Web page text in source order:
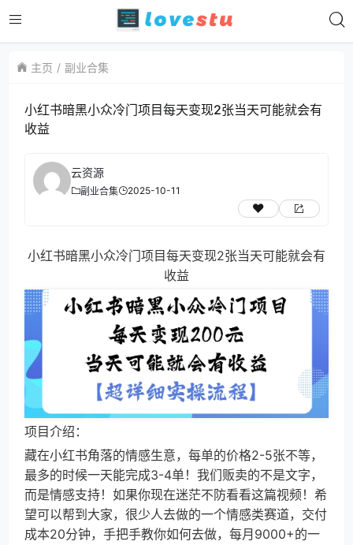
主页 副业合集
小红书暗黑小众冷门项目每天变现2张当天可能就会有
收益
云资源
副业合集 2025-10-11
小红书暗黑小众冷门项目每天变现2张当天可能就会有
收益
项目介绍：
藏在小红书角落的情感生意，每单的价格2-5张不等，
最多的时候一天能完成3-4单！我们贩卖的不是文字，
而是情感支持！如果你现在迷茫不防看看这篇视频！希
望可以帮到大家，很少人去做的一个情感类赛道，交付
成本20分钟，手把手教你如何去做，每月9000+的一